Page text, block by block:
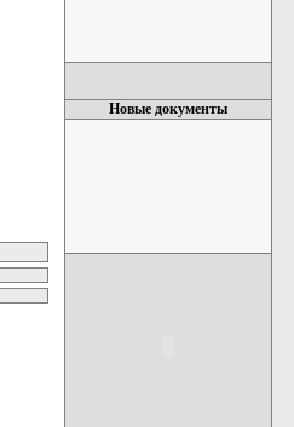
Новые документы